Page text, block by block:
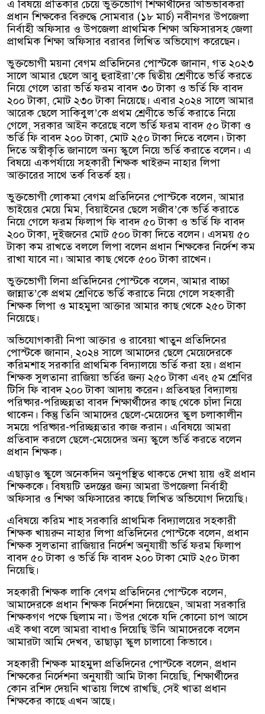
এ বিষয়ে প্রতিকার চেয়ে ভুক্তভোগি শিক্ষার্থীদের অভিভাবকরা
প্রধান শিক্ষকের বিরুদ্ধে সোমবার (১৮ মার্চ) নবীনগর উপজেলা
নির্বাহী অফিসার ও উপজেলা প্রাথমিক শিক্ষা অফিসারসহ জেলা
প্রাথমিক শিক্ষা অফিসার বরাবর লিখিত অভিযোগ করেছেন।
ভুক্তভোগী ময়না বেগম প্রতিদিনের পোস্টকে জানান, গত ২০২৩
সালে আমার ছেলে আবু হুরাইরা’কে দ্বিতীয় শ্রেণীতে ভর্তি করতে
নিয়ে গেলে তারা ভর্তি ফরম বাবদ ৩০ টাকা ও ভর্তি ফি বাবদ
২০০ টাকা, মোট ২৩০ টাকা নিয়েছে। এবার ২০২৪ সালে আমার
আরেক ছেলে সাকিবুল’কে প্রথম শ্রেণীতে ভর্তি করাতে নিয়ে
গেলে, সরকার আইন করেছে বলে ভর্তি ফরম বাবদ ৫০ টাকা ও
ভর্তি ফি বাবদ ২০০ টাকা, মোট ২৫০ টাকা দিতে বলেন। টাকা
দিতে অস্বীকৃতি জানালে অন্য স্কুলে নিয়ে ভর্তি করাতে বলেন। এ
বিষয়ে একপর্যায়ে সহকারী শিক্ষক খাইরুন নাহার লিপা
আক্তারের সাথে তর্ক বিতর্ক হয়।
ভুক্তভোগী লোকমা বেগম প্রতিদিনের পোস্টকে বলেন, আমার
ভাইয়ের মেয়ে মিম, বিয়াইনের ছেলে সজীব’কে ভর্তি করাতে
নিয়ে গেলে ফরম ফিলাপ ফি বাবদ ৫০ টাকা ও ভর্তি ফি বাবদ
২০০ টাকা, দুইজনের মোট ৫০০ টাকা দিতে বলেন। এসময় ৫০
টাকা কম রাখতে বললে লিপা বলেন প্রধান শিক্ষকের নির্দেশ কম
রাখা যাবে না। আমার কাছ থেকে ৫০০ টাকা রাখেন।
ভুক্তভোগী লিনা প্রতিদিনের পোস্টকে বলেন, আমার বাচ্চা
জান্নাত’কে প্রথম শ্রেণিতে ভর্তি করাতে নিয়ে গেলে সহকারী
শিক্ষক লিপা ও মাহমুদা আক্তার আমার কাছ থেকে ২৫০ টাকা
নিয়েছে।
অভিযোগকারী নিপা আক্তার ও রাবেয়া খাতুন প্রতিদিনের
পোস্টকে জানান, ২০২৪ সালে আমাদের ছেলে মেয়েদেরকে
করিমশাহ সরকারি প্রাথমিক বিদ্যালয়ে ভর্তি করা হয়। প্রধান
শিক্ষক সুলতানা রাজিয়া ভর্তির জন্য ২৫০ টাকা এবং ৫ম শ্রেণির
টিসি ফি বাবদ ২০০ টাকা আদায় করেন। প্রতিবছর বিদ্যালয়
পরিষ্কার-পরিচ্ছন্নতা বাবদ শিক্ষার্থীদের কাছ থেকে চাঁদা নিয়ে
থাকেন। কিন্তু তিনি আমাদের ছেলে-মেয়েদের স্কুল চলাকালীন
সময়ে পরিষ্কার-পরিচ্ছন্নতার কাজ করান। এবিষয়ে আমরা
প্রতিবাদ করলে ছেলে-মেয়েদের অন্য স্কুলে ভর্তি করতে বলেন
প্রধান শিক্ষক।
এছাড়াও স্কুলে অনেকদিন অনুপস্থিত থাকতে দেখা য়ায় ওই প্রধান
শিক্ষককে। বিষয়টি তদন্তের জন্য আমরা উপজেলা নির্বাহী
অফিসার ও শিক্ষা অফিসারের কাছে লিখিত অভিযোগ দিয়েছি।
এবিষয়ে করিম শাহ সরকারি প্রাথমিক বিদ্যালয়ের সহকারী
শিক্ষক খায়রুন নাহার লিপা প্রতিদিনের পোস্টকে বলেন, প্রধান
শিক্ষক সুলতানা রাজিয়ার নির্দেশ অনুযায়ী ভর্তি ফরম ফিলাপ
বাবদ ৫০ টাকা ও ভর্তি ফি বাবদ ২০০ টাকা মোট ২৫০ টাকা
নিয়েছি।
সহকারী শিক্ষক লাকি বেগম প্রতিদিনের পোস্টকে বলেন,
আমাদেরকে প্রধান শিক্ষক নির্দেশনা দিয়েছেন, আমরা সরকারি
শিক্ষকগণ পক্ষে ছিলাম না। উপর থেকে যদি কোনো চাপ আসে
এই কথা বলে আমরা বাধাও দিয়েছি উনি আমাদেরকে বলেন
আমারটা আমি দেখব, তাছাড়া স্কুল চালাবো কিভাবে।
সহকারী শিক্ষক মাহমুদা প্রতিদিনের পোস্টকে বলেন, প্রধান
শিক্ষকের নির্দেশনা অনুযায়ী আমি টাকা নিয়েছি, শিক্ষার্থীদের
কোন রশিদ দেয়নি খাতায় লিখে রাখছি, সেই খাতা প্রধান
শিক্ষকের কাছে এখন আছে।